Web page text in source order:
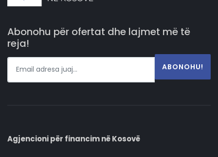
Abonohu për ofertat dhe lajmet më të
reja!
ABONOHU!
Agjencioni për financim në Kosovë